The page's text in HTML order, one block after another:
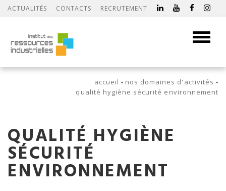
ACTUALITÉS CONTACTS RECRUTEMENT
Toggle
accueil
nos domaines d'activités
qualité hygiène sécurité environnement
QUALITÉ HYGIÈNE
SÉCURITÉ
ENVIRONNEMENT